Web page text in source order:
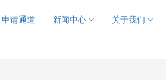
申请通道 新闻中心 关于我们